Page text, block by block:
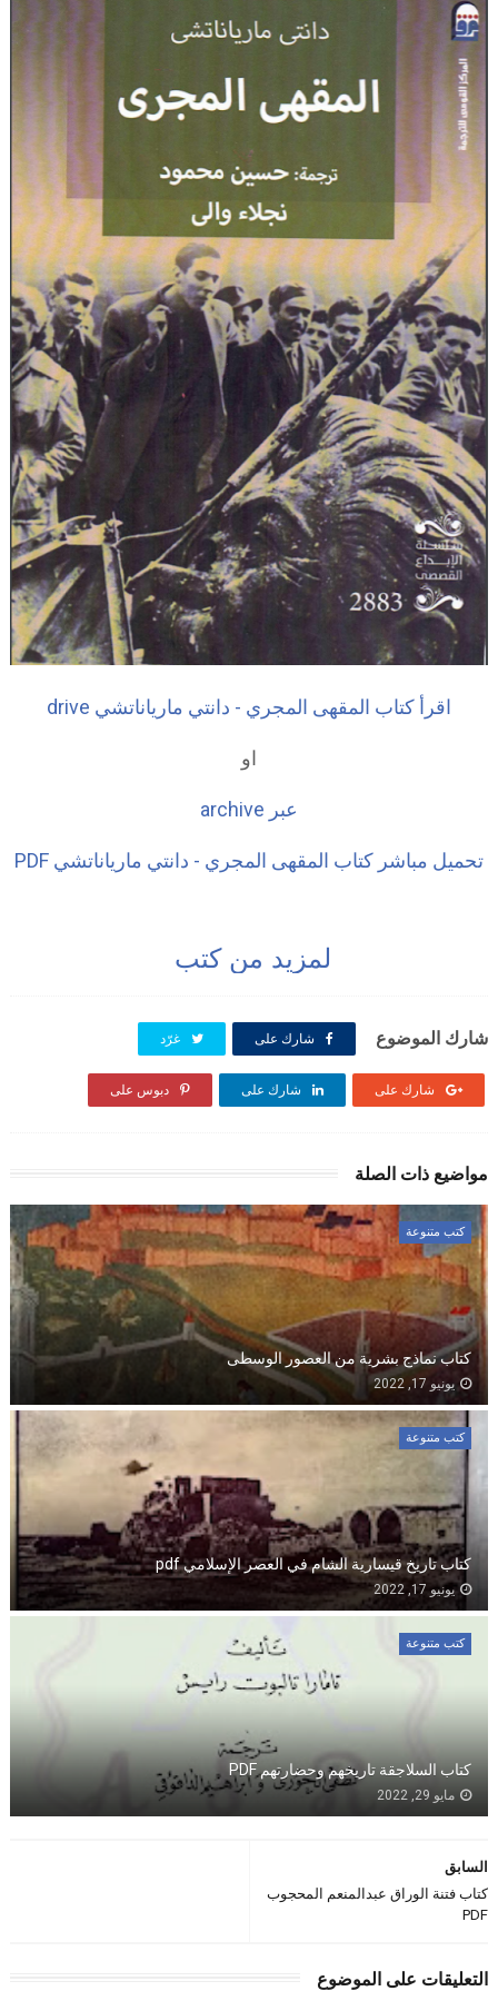
اقرأ كتاب المقهى المجري - دانتي مارياناتشي drive
او
عبر archive
تحميل مباشر كتاب المقهى المجري - دانتي مارياناتشي PDF
لمزيد من كتب
شارك الموضوع شارك على غرّد
شارك على شارك على دبوس على
مواضيع ذات الصلة
كتب متنوعة
كتاب نماذج بشرية من العصور الوسطى
يونيو 17, 2022
كتب متنوعة
كتاب تاريخ قيسارية الشام في العصر الإسلامي pdf
يونيو 17, 2022
كتب متنوعة
كتاب السلاجقة تاريخهم وحضارتهم PDF
مايو 29, 2022
السابق
كتاب فتنة الوراق عبدالمنعم المحجوب
PDF
التعليقات على الموضوع